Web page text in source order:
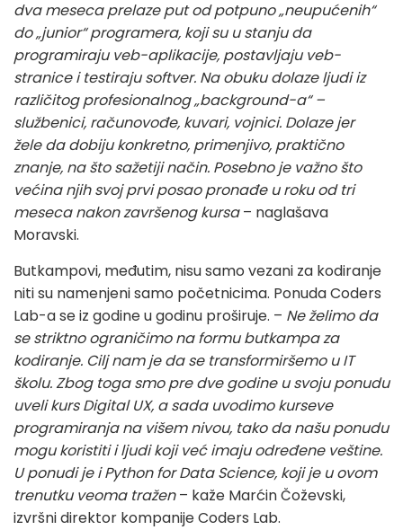
dva meseca prelaze put od potpuno „neupućenih“
do „junior“ programera, koji su u stanju da
programiraju veb-aplikacije, postavljaju veb-
stranice i testiraju softver. Na obuku dolaze ljudi iz
različitog profesionalnog „background-a“ –
službenici, računovođe, kuvari, vojnici. Dolaze jer
žele da dobiju konkretno, primenjivo, praktično
znanje, na što sažetiji način. Posebno je važno što
većina njih svoj prvi posao pronađe u roku od tri
meseca nakon završenog kursa– naglašava
Moravski.
Butkampovi, međutim, nisu samo vezani za kodiranje
niti su namenjeni samo početnicima. Ponuda Coders
Lab-a se iz godine u godinu proširuje. – Ne želimo da
se striktno ograničimo na formu butkampa za
kodiranje. Cilj nam je da se transformiršemo u IT
školu. Zbog toga smo pre dve godine u svoju ponudu
uveli kurs Digital UX, a sada uvodimo kurseve
programiranja na višem nivou, tako da našu ponudu
mogu koristiti i ljudi koji već imaju određene veštine.
U ponudi je i Python for Data Science, koji je u ovom
trenutku veoma tražen– kaže Marćin Čoževski,
izvršni direktor kompanije Coders Lab.